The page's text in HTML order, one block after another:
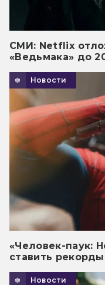
СМИ: Netflix
«Ведьмака» до
Новости
«Человек-паук:
ставить рекорды
Новости